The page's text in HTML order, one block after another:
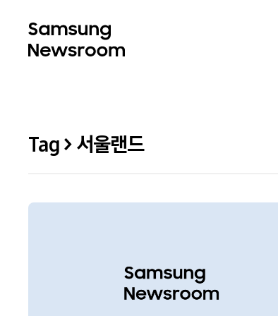
Tag > 서울랜드